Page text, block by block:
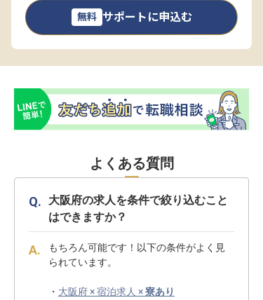
無料 サポートに申込む
よくある質問
大阪府の求人を条件で絞り込むこと
はできますか？
もちろん可能です！以下の条件がよく見
られています。
・ 大阪府 × 宿泊求人 ×寮あり